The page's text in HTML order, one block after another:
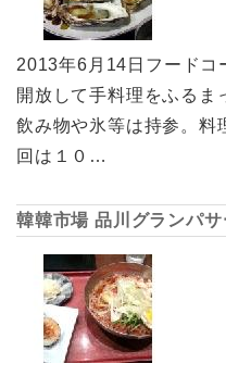
2013年6月14日フードコ
開放して手料理をふるま
飲み物や氷等は持参。料
回は１０…
韓韓市場 品川グランパ